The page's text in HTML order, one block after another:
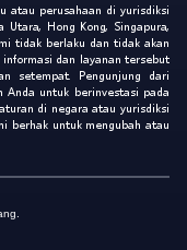
atau perusahaan di yurisdiksi
Hong Kong, Singapura,
tidak berlaku dan tidak akan
dan layanan tersebut
setempat. Pengunjung dari
untuk berinvestasi pada
di negara atau yurisdiksi
berhak untuk mengubah atau